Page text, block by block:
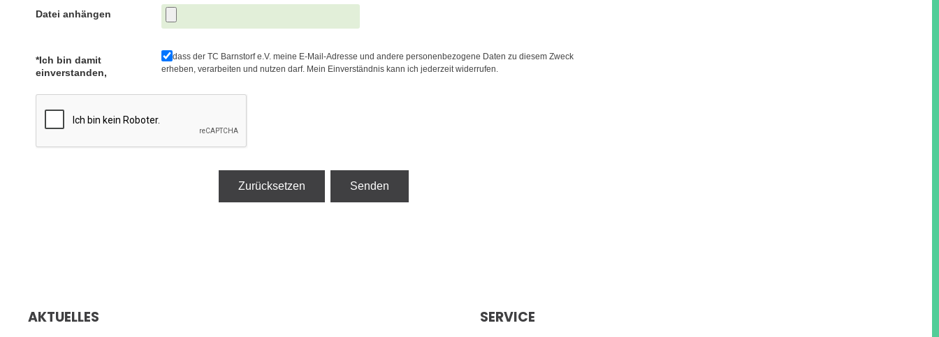
Datei anhängen
*Ich bin damit
einverstanden,
dass der TC Barnstorf e.V. meine E-Mail-Adresse und andere personenbezogene Daten zu diesem Zweck
erheben, verarbeiten und nutzen darf. Mein Einverständnis kann ich jederzeit widerrufen.
Zurücksetzen Senden
AKTUELLES SERVICE